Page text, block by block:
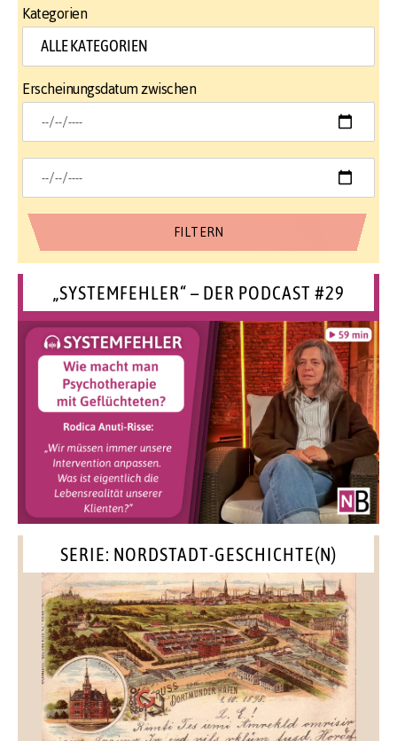
Kategorien
Erscheinungsdatum zwischen
„SYSTEMFEHLER“ – DER PODCAST #29
SERIE: NORDSTADT-GESCHICHTE(N)